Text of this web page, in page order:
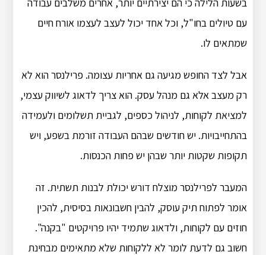
עם טיולים בחו"ל, וכל אחד יכול לעצב לעצמו אורח חיים
שמתאים לו.
אבל לצד החופש מגיעה גם אחריות עצומה. פרילנסר הוא לא
רק מעצב אלא גם מנהל עסק. הוא צריך לדאוג לשיווק עצמי,
למציאת לקוחות, לניהול כספים, לגביית תשלומים ולעמידה
בהתחייבויות. יש חודשים שבהם העבודה זורמת בשפע, ויש
תקופות שקטות יותר שבהן יש פחות הכנסות.
המעבר לפרילנסר מוצלח דורש יכולת לבנות תשתית. זה
אומר לפתוח תיק עוסק, להבין חשבונאות בסיסית, להכין
חוזים עם לקוחות, ולדאוג שתמיד יהיו פרויקטים "בקנה".
חשוב גם לדעת לומר לא ללקוחות שלא מתאימים מבחינת